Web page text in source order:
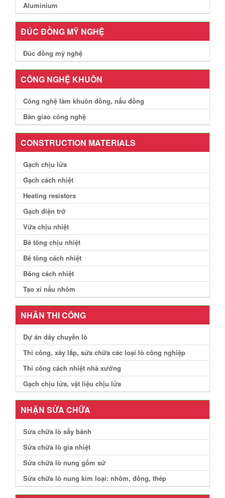
Aluminium
ĐÚC ĐỒNG MỸ NGHỆ
Đúc đồng mỹ nghệ
CÔNG NGHỆ KHUÔN
Công nghệ làm khuôn đồng, nấu đồng
Bàn giao công nghệ
CONSTRUCTION MATERIALS
Gạch chịu lửa
Gạch cách nhiệt
Heating resistors
Gạch điện trở
Vữa chịu nhiệt
Bê tông chịu nhiệt
Bê tông cách nhiệt
Bông cách nhiệt
Tạo xỉ nấu nhôm
NHÂN THI CÔNG
Dự án dây chuyền lò
Thi công, xây lắp, sửa chữa các loại lò công nghiệp
Thi công cách nhiệt nhà xưởng
Gạch chịu lửa, vật liệu chịu lửa
NHẬN SỬA CHỮA
Sửa chữa lò sấy bánh
Sửa chữa lò gia nhiệt
Sửa chữa lò nung gốm sứ
Sửa chữa lò nung kim loại: nhôm, đồng, thép